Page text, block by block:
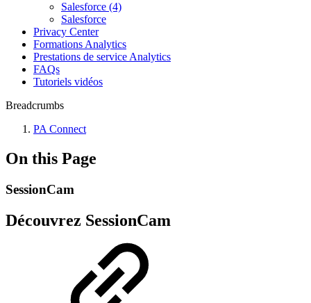
Salesforce (4)
Salesforce
Privacy Center
Formations Analytics
Prestations de service Analytics
FAQs
Tutoriels vidéos
Breadcrumbs
PA Connect
On this Page
SessionCam
Découvrez SessionCam